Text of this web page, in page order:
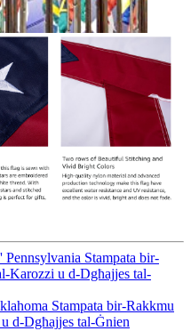
Pennsylvania Stampata bir-
Karozzi u d-Dgħajjes tal-
Stampata bir-Rakkmu
d-Dgħajjes tal-Ġnien